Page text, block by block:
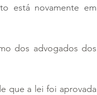
está novamente em
dos advogados dos
que a lei foi aprovada